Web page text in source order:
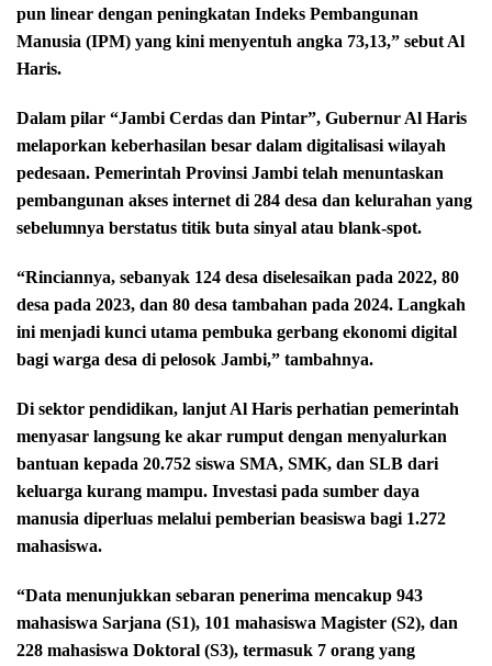
pun linear dengan peningkatan Indeks Pembangunan
Manusia (IPM) yang kini menyentuh angka 73,13,” sebut Al
Haris.
Dalam pilar “Jambi Cerdas dan Pintar”, Gubernur Al Haris
melaporkan keberhasilan besar dalam digitalisasi wilayah
pedesaan. Pemerintah Provinsi Jambi telah menuntaskan
pembangunan akses internet di 284 desa dan kelurahan yang
sebelumnya berstatus titik buta sinyal atau blank-spot.
“Rinciannya, sebanyak 124 desa diselesaikan pada 2022, 80
desa pada 2023, dan 80 desa tambahan pada 2024. Langkah
ini menjadi kunci utama pembuka gerbang ekonomi digital
bagi warga desa di pelosok Jambi,” tambahnya.
Di sektor pendidikan, lanjut Al Haris perhatian pemerintah
menyasar langsung ke akar rumput dengan menyalurkan
bantuan kepada 20.752 siswa SMA, SMK, dan SLB dari
keluarga kurang mampu. Investasi pada sumber daya
manusia diperluas melalui pemberian beasiswa bagi 1.272
mahasiswa.
“Data menunjukkan sebaran penerima mencakup 943
mahasiswa Sarjana (S1), 101 mahasiswa Magister (S2), dan
228 mahasiswa Doktoral (S3), termasuk 7 orang yang